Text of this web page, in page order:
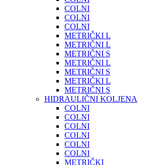
COLNI
COLNI
COLNI
METRIČKI L
METRIČNI L
METRIČNI S
METRIČNI L
METRIČNI S
METRIČKI L
METRIČNI S
HIDRAULIČNI KOLJENA
COLNI
COLNI
COLNI
COLNI
COLNI
COLNI
METRIČKI